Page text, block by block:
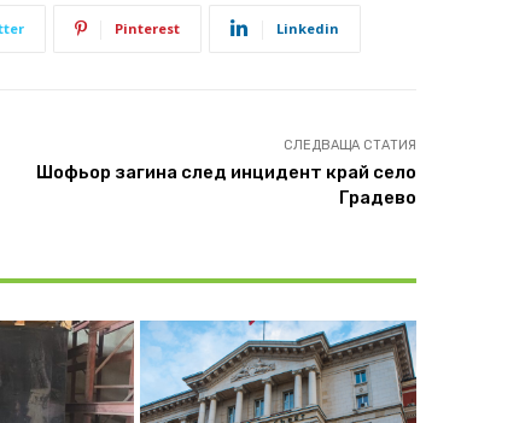
Pinterest Linkedin
СЛЕДВАЩА СТАТИЯ
Шофьор загина след инцидент край село
Градево